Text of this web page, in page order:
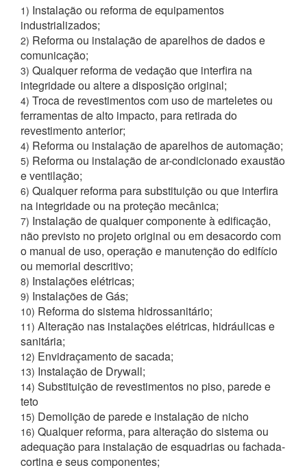
1) Instalação ou reforma de equipamentos
industrializados;
2) Reforma ou instalação de aparelhos de dados e
comunicação;
3) Qualquer reforma de vedação que interfira na
integridade ou altere a disposição original;
4) Troca de revestimentos com uso de marteletes ou
ferramentas de alto impacto, para retirada do
revestimento anterior;
4) Reforma ou instalação de aparelhos de automação;
5) Reforma ou instalação de ar-condicionado exaustão
e ventilação;
6) Qualquer reforma para substituição ou que interfira
na integridade ou na proteção mecânica;
7) Instalação de qualquer componente à edificação,
não previsto no projeto original ou em desacordo com
o manual de uso, operação e manutenção do edifício
ou memorial descritivo;
8) Instalações elétricas;
9) Instalações de Gás;
10) Reforma do sistema hidrossanitário;
11) Alteração nas instalações elétricas, hidráulicas e
sanitária;
12) Envidraçamento de sacada;
13) Instalação de Drywall;
14) Substituição de revestimentos no piso, parede e
teto
15) Demolição de parede e instalação de nicho
16) Qualquer reforma, para alteração do sistema ou
adequação para instalação de esquadrias ou fachada-
cortina e seus componentes;